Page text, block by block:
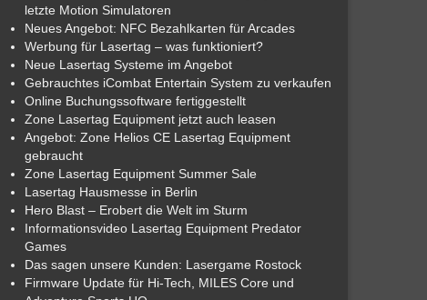
letzte Motion Simulatoren
Neues Angebot: NFC Bezahlkarten für Arcades
Werbung für Lasertag – was funktioniert?
Neue Lasertag Systeme im Angebot
Gebrauchtes iCombat Entertain System zu verkaufen
Online Buchungssoftware fertiggestellt
Zone Lasertag Equipment jetzt auch leasen
Angebot: Zone Helios CE Lasertag Equipment
gebraucht
Zone Lasertag Equipment Summer Sale
Lasertag Hausmesse in Berlin
Hero Blast – Erobert die Welt im Sturm
Informationsvideo Lasertag Equipment Predator
Games
Das sagen unsere Kunden: Lasergame Rostock
Firmware Update für Hi-Tech, MILES Core und